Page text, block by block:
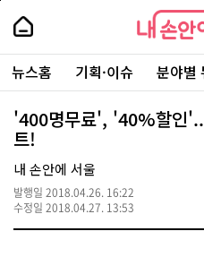
본
로
가
내
손
안
에
서
울
-
서
울
시
대
표
소
통
포
내
손
에
울
주
요
서
뉴스홈 기획·이슈 분야별
'400명무료', '40%할인
트!
내 손안에 서울
발행일 2018.04.26. 16:22
수정일 2018.04.27. 13:53
페
상
단
로